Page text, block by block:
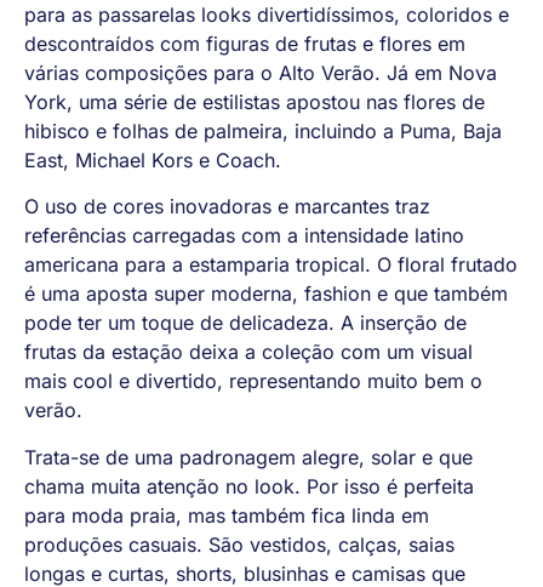
para as passarelas looks divertidíssimos, coloridos e
descontraídos com figuras de frutas e flores em
várias composições para o Alto Verão. Já em Nova
York, uma série de estilistas apostou nas flores de
hibisco e folhas de palmeira, incluindo a Puma, Baja
East, Michael Kors e Coach.
O uso de cores inovadoras e marcantes traz
referências carregadas com a intensidade latino
americana para a estamparia tropical. O floral frutado
é uma aposta super moderna, fashion e que também
pode ter um toque de delicadeza. A inserção de
frutas da estação deixa a coleção com um visual
mais cool e divertido, representando muito bem o
verão.
Trata-se de uma padronagem alegre, solar e que
chama muita atenção no look. Por isso é perfeita
para moda praia, mas também fica linda em
produções casuais. São vestidos, calças, saias
longas e curtas, shorts, blusinhas e camisas que